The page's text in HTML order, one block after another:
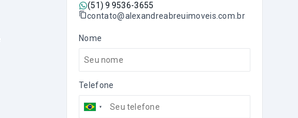
(51) 9 9536-3655
contato@alexandreabreuimoveis.com.br
Nome
Telefone